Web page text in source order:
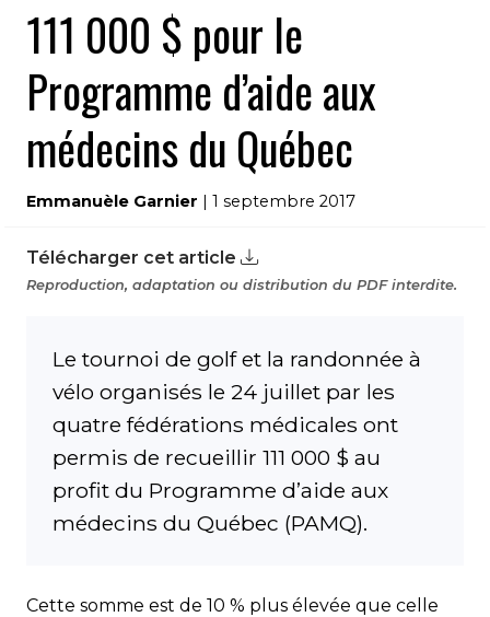
111 000 $ pour le
Programme d’aide aux
médecins du Québec
Emmanuèle Garnier | 1 septembre 2017
Télécharger cet article
Reproduction, adaptation ou distribution du PDF interdite.
Le tournoi de golf et la randonnée à
vélo organisés le 24 juillet par les
quatre fédérations médicales ont
permis de recueillir 111 000 $ au
profit du Programme d’aide aux
médecins du Québec (PAMQ).
Cette somme est de 10 % plus élevée que celle